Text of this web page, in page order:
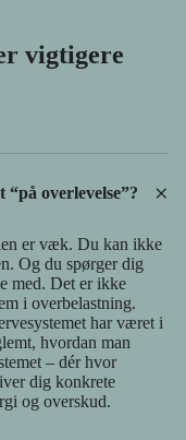
vigtigere
overlevelse”? +
er væk. Du kan ikke
Og du spørger dig
med. Det er ikke
i overbelastning.
har været i
hvordan man
– dér hvor
dig konkrete
og overskud.